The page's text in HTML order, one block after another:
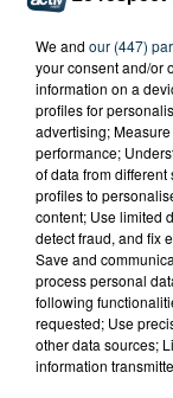
We and our (447)
your consent and/or
information on a
profiles for
advertising;
performance;
of data from
profiles to
content; Use limited
detect fraud, and fix
Save and
process personal
following
requested; Use
other data sources;
information